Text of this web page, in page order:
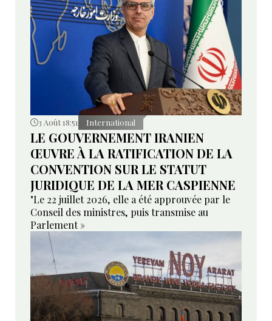
3 Août 18:51 International
LE GOUVERNEMENT IRANIEN
ŒUVRE À LA RATIFICATION DE LA
CONVENTION SUR LE STATUT
JURIDIQUE DE LA MER CASPIENNE
"Le 22 juillet 2026, elle a été approuvée par le
Conseil des ministres, puis transmise au
Parlement »